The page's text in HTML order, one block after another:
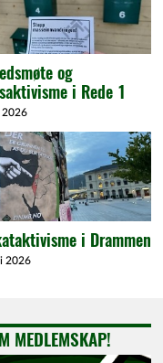
og
i Rede 1
2026
i Drammen
2026
MEDLEMSKAP!